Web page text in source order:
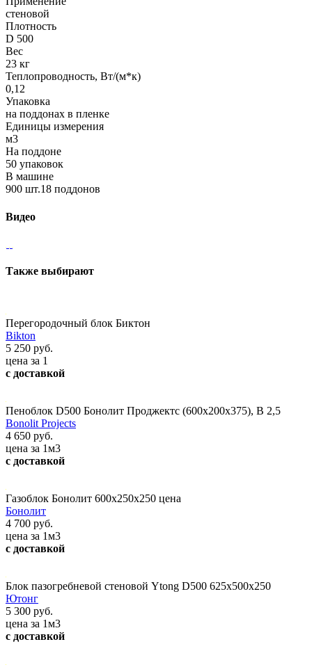
стеновой
Плотность
D 500
Вес
23 кг
Теплопроводность, Вт/(м*к)
0,12
Упаковка
на поддонах в пленке
Единицы измерения
м3
На поддоне
50 упаковок
В машине
900 шт.18 поддонов
Видео
Также выбирают
Перегородочный блок Биктон
Bikton
5 250 руб.
цена за 1
с доставкой
Пеноблок D500 Бонолит Проджектс (600х200х375), В 2,5
Bonolit Projects
4 650 руб.
цена за 1м3
с доставкой
Газоблок Бонолит 600х250х250 цена
Бонолит
4 700 руб.
цена за 1м3
с доставкой
Блок пазогребневой стеновой Ytong D500 625х500х250
Ютонг
5 300 руб.
цена за 1м3
с доставкой